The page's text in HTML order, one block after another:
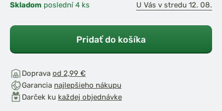
Skladom poslední 4 ks U Vás v stredu 12. 08.
Pridať do košíka
Doprava od 2,99 €
Garancia najlepšieho nákupu
Darček ku každej objednávke